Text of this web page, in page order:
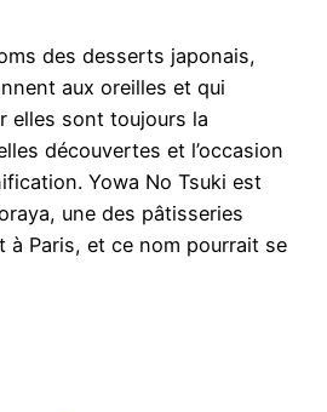
des desserts japonais,
aux oreilles et qui
elles sont toujours la
découvertes et l’occasion
Yowa No Tsuki est
une des pâtisseries
à Paris, et ce nom pourrait se